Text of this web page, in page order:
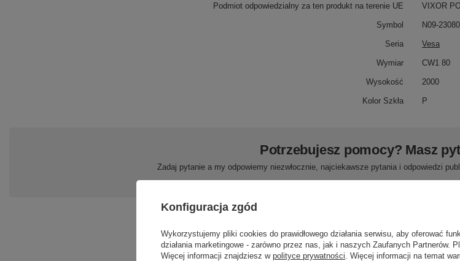
Podmiot odpowiedzialny za ten produkt na terenie UE VIXOR
Symbol N09-
Seria Vesa
Wymiar CW1 80
Wysokość 2000
Kolor Szkła P
Potrzebujesz pomocy? Masz
Zadaj pytanie a my odpowiemy niezwłocznie, najciekawsze pytania i odpowiedzi
Napisz swoją
Konfiguracja zgód
Wykorzystujemy pliki cookies do prawidłowego działania serwisu, aby oferować
działania marketingowe - zarówno przez nas, jak i naszych Zaufanych Partnerów.
Więcej informacji znajdziesz w polityce prywatności . Więcej informacji na temat